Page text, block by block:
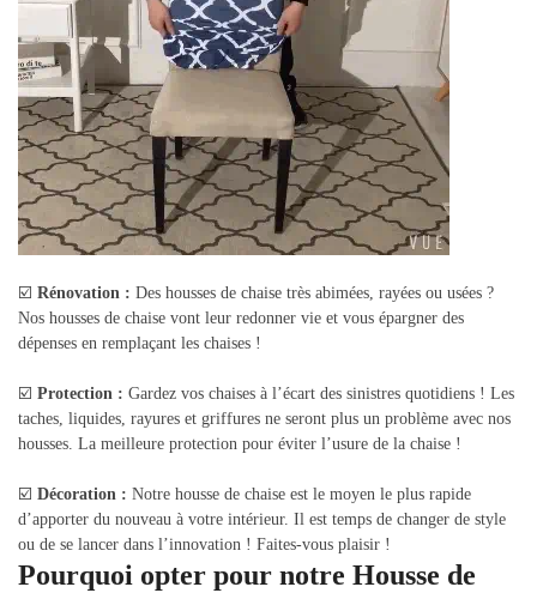
☑️ Rénovation : Des housses de chaise très abimées, rayées ou usées ?
Nos housses de chaise vont leur redonner vie et vous épargner des
dépenses en remplaçant les chaises !
☑️ Protection : Gardez vos chaises à l’écart des sinistres quotidiens ! Les
taches, liquides, rayures et griffures ne seront plus un problème avec nos
housses. La meilleure protection pour éviter l’usure de la chaise !
☑️ Décoration : Notre housse de chaise est le moyen le plus rapide
d’apporter du nouveau à votre intérieur. Il est temps de changer de style
ou de se lancer dans l’innovation ! Faites-vous plaisir !
Pourquoi opter pour notre Housse de